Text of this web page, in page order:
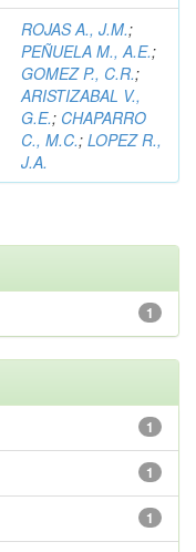
ROJAS A., J.M.;
PEÑUELA M., A.E.;
GOMEZ P., C.R.;
ARISTIZABAL V.,
G.E.; CHAPARRO
C., M.C.; LOPEZ R.,
J.A.
1
1
1
1